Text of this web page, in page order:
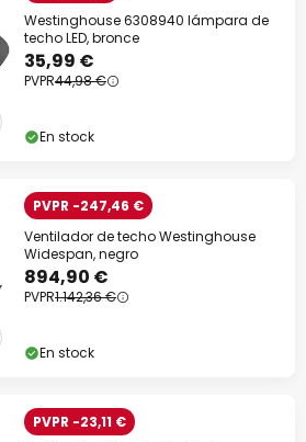
Westinghouse 6308940 lámpara de
techo LED, bronce
35,99 €
PVPR44,98 €
En stock
PVPR -247,46 €
Ventilador de techo Westinghouse
Widespan, negro
894,90 €
PVPR1.142,36 €
En stock
PVPR -23,11 €